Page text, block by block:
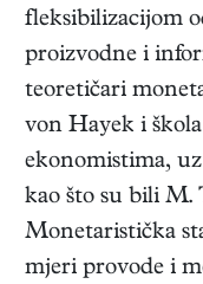
fleksibilizacijom
proizvodne i
teoretičari
von Hayek i
ekonomistima,
kao što su bili M.
Monetaristička
mjeri provode i